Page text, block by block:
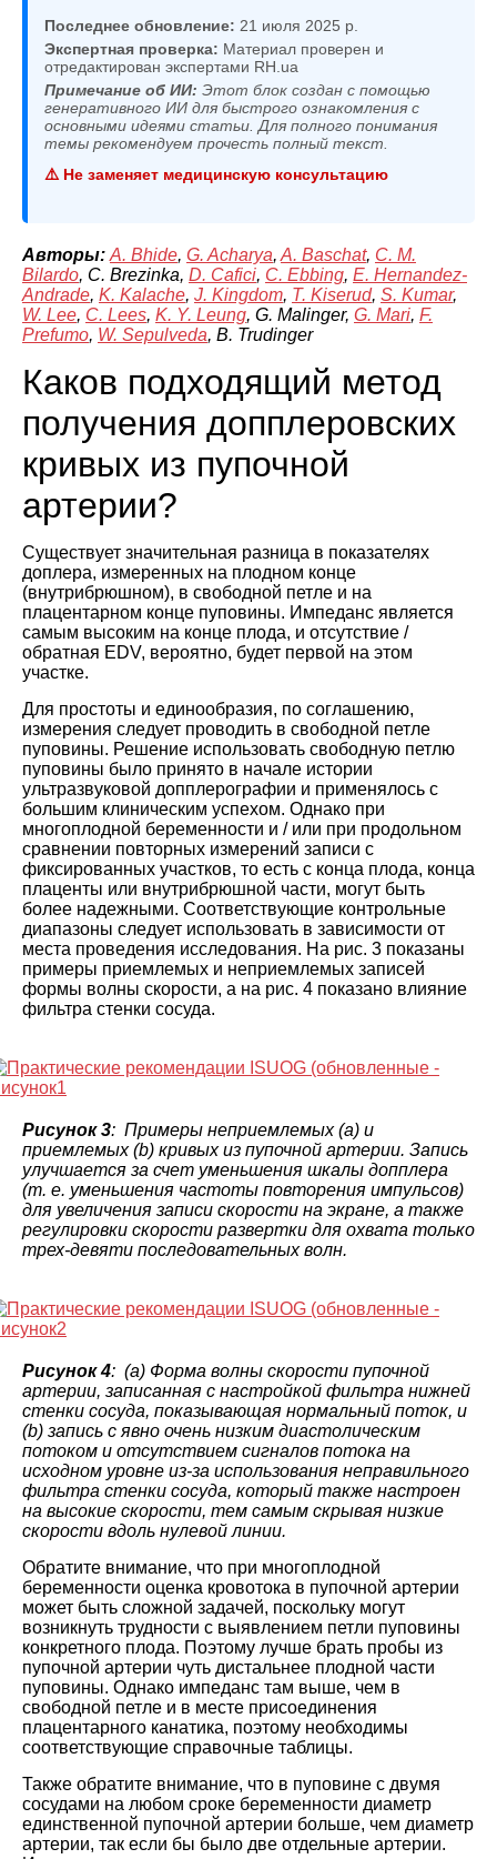
Последнее обновление: 21 июля 2025 р.
Экспертная проверка: Материал проверен и
отредактирован экспертами RH.ua
Примечание об ИИ: Этот блок создан с помощью
генеративного ИИ для быстрого ознакомления с
основными идеями статьи. Для полного понимания
темы рекомендуем прочесть полный текст.
⚠️ Не заменяет медицинскую консультацию
Авторы: A. Bhide, G. Acharya, A. Baschat, C. M.
Bilardo, C. Brezinka, D. Cafici, C. Ebbing, E. Hernandez-
Andrade, K. Kalache, J. Kingdom, T. Kiserud, S. Kumar,
W. Lee, C. Lees, K. Y. Leung, G. Malinger, G. Mari, F.
Prefumo, W. Sepulveda, B. Trudinger
Каков подходящий метод
получения допплеровских
кривых из пупочной
артерии?
Существует значительная разница в показателях
доплера, измеренных на плодном конце
(внутрибрюшном), в свободной петле и на
плацентарном конце пуповины. Импеданс является
самым высоким на конце плода, и отсутствие /
обратная EDV, вероятно, будет первой на этом
участке.
Для простоты и единообразия, по соглашению,
измерения следует проводить в свободной петле
пуповины. Решение использовать свободную петлю
пуповины было принято в начале истории
ультразвуковой допплерографии и применялось с
большим клиническим успехом. Однако при
многоплодной беременности и / или при продольном
сравнении повторных измерений записи с
фиксированных участков, то есть с конца плода, конца
плаценты или внутрибрюшной части, могут быть
более надежными. Соответствующие контрольные
диапазоны следует использовать в зависимости от
места проведения исследования. На рис. 3 показаны
примеры приемлемых и неприемлемых записей
формы волны скорости, а на рис. 4 показано влияние
фильтра стенки сосуда.
Рисунок 3: Примеры неприемлемых (а) и
приемлемых (b) кривых из пупочной артерии. Запись
улучшается за счет уменьшения шкалы допплера
(т. е. уменьшения частоты повторения импульсов)
для увеличения записи скорости на экране, а также
регулировки скорости развертки для охвата только
трех-девяти последовательных волн.
Рисунок 4: (а) Форма волны скорости пупочной
артерии, записанная с настройкой фильтра нижней
стенки сосуда, показывающая нормальный поток, и
(b) запись с явно очень низким диастолическим
потоком и отсутствием сигналов потока на
исходном уровне из-за использования неправильного
фильтра стенки сосуда, который также настроен
на высокие скорости, тем самым скрывая низкие
скорости вдоль нулевой линии.
Обратите внимание, что при многоплодной
беременности оценка кровотока в пупочной артерии
может быть сложной задачей, поскольку могут
возникнуть трудности с выявлением петли пуповины
конкретного плода. Поэтому лучше брать пробы из
пупочной артерии чуть дистальнее плодной части
пуповины. Однако импеданс там выше, чем в
свободной петле и в месте присоединения
плацентарного канатика, поэтому необходимы
соответствующие справочные таблицы.
Также обратите внимание, что в пуповине с двумя
сосудами на любом сроке беременности диаметр
единственной пупочной артерии больше, чем диаметр
артерии, так если бы было две отдельные артерии.